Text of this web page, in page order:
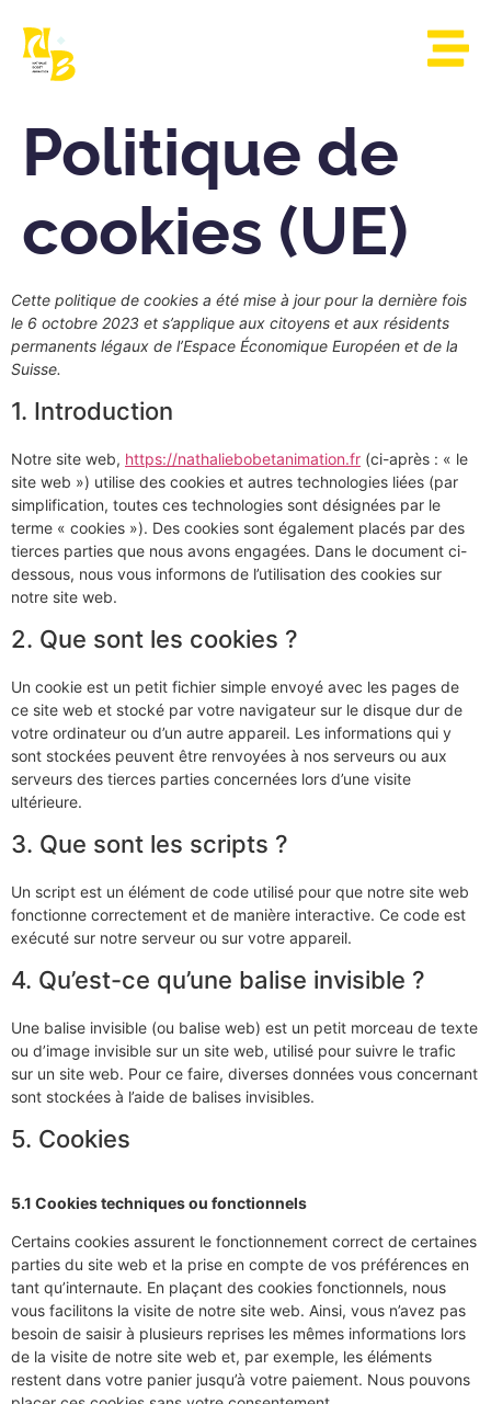
Politique de
cookies (UE)
Cette politique de cookies a été mise à jour pour la dernière fois
le 6 octobre 2023 et s’applique aux citoyens et aux résidents
permanents légaux de l’Espace Économique Européen et de la
Suisse.
1. Introduction
Notre site web, https://nathaliebobetanimation.fr (ci-après : « le
site web ») utilise des cookies et autres technologies liées (par
simplification, toutes ces technologies sont désignées par le
terme « cookies »). Des cookies sont également placés par des
tierces parties que nous avons engagées. Dans le document ci-
dessous, nous vous informons de l’utilisation des cookies sur
notre site web.
2. Que sont les cookies ?
Un cookie est un petit fichier simple envoyé avec les pages de
ce site web et stocké par votre navigateur sur le disque dur de
votre ordinateur ou d’un autre appareil. Les informations qui y
sont stockées peuvent être renvoyées à nos serveurs ou aux
serveurs des tierces parties concernées lors d’une visite
ultérieure.
3. Que sont les scripts ?
Un script est un élément de code utilisé pour que notre site web
fonctionne correctement et de manière interactive. Ce code est
exécuté sur notre serveur ou sur votre appareil.
4. Qu’est-ce qu’une balise invisible ?
Une balise invisible (ou balise web) est un petit morceau de texte
ou d’image invisible sur un site web, utilisé pour suivre le trafic
sur un site web. Pour ce faire, diverses données vous concernant
sont stockées à l’aide de balises invisibles.
5. Cookies
5.1 Cookies techniques ou fonctionnels
Certains cookies assurent le fonctionnement correct de certaines
parties du site web et la prise en compte de vos préférences en
tant qu’internaute. En plaçant des cookies fonctionnels, nous
vous facilitons la visite de notre site web. Ainsi, vous n’avez pas
besoin de saisir à plusieurs reprises les mêmes informations lors
de la visite de notre site web et, par exemple, les éléments
restent dans votre panier jusqu’à votre paiement. Nous pouvons